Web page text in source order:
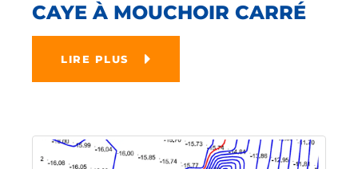
CAYE À MOUCHOIR CARRÉ
LIRE PLUS